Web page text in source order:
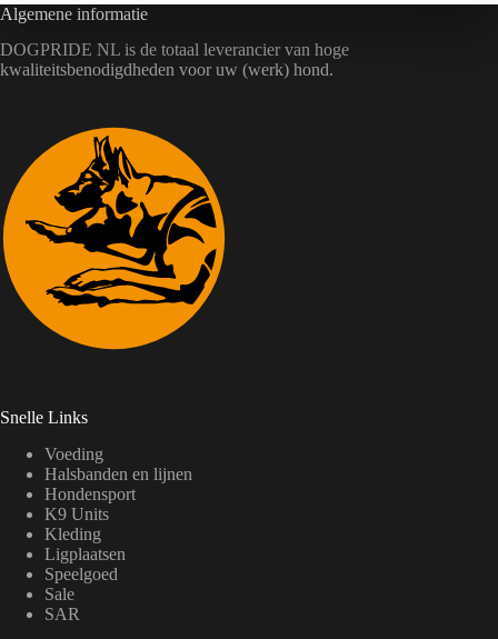
Algemene informatie
DOGPRIDE NL is de totaal leverancier van hoge
kwaliteitsbenodigdheden voor uw (werk) hond.
Snelle Links
Voeding
Halsbanden en lijnen
Hondensport
K9 Units
Kleding
Ligplaatsen
Speelgoed
Sale
SAR